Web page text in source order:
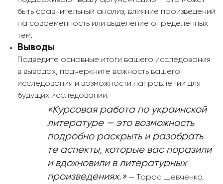
быть сравнительный анализ, влияние произведений
на современность или выделение определенных
тем.
Выводы
Подведите основные итоги вашего исследования
в выводах, подчеркните важность вашего
исследования и возможности направлений для
будущих исследований.
«Курсовая работа по украинской
литературе — это возможность
подробно раскрыть и разобрать
те аспекты, которые вас поразили
и вдохновили в литературных
произведениях.» — Тарас Шевченко,